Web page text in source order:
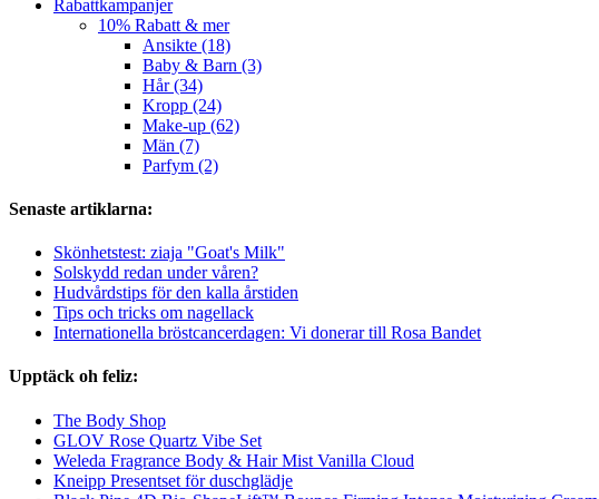
Rabattkampanjer
10% Rabatt & mer
Ansikte (18)
Baby & Barn (3)
Hår (34)
Kropp (24)
Make-up (62)
Män (7)
Parfym (2)
Senaste artiklarna:
Skönhetstest: ziaja "Goat's Milk"
Solskydd redan under våren?
Hudvårdstips för den kalla årstiden
Tips och tricks om nagellack
Internationella bröstcancerdagen: Vi donerar till Rosa Bandet
Upptäck oh feliz:
The Body Shop
GLOV Rose Quartz Vibe Set
Weleda Fragrance Body & Hair Mist Vanilla Cloud
Kneipp Presentset för duschglädje